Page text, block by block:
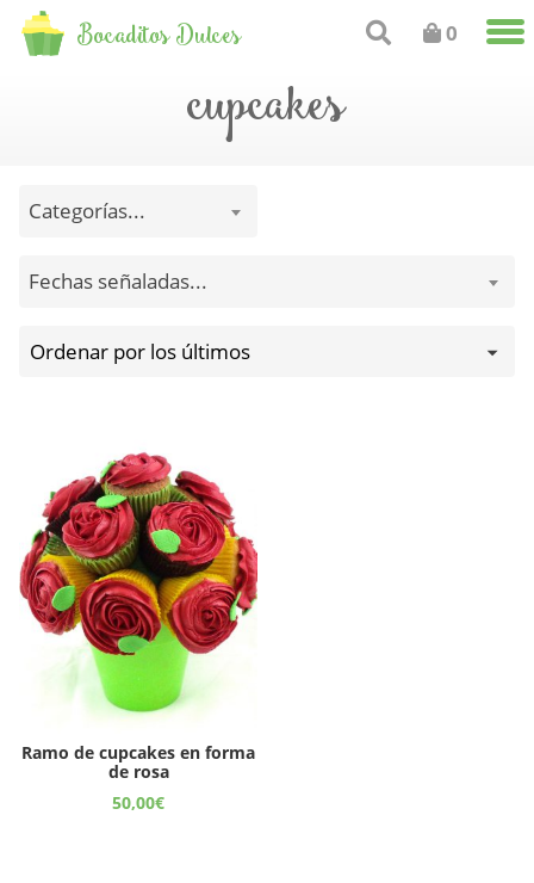
Bocaditos Dulces 0
cupcakes
Categorías...
Fechas señaladas...
Ramo de cupcakes en forma
de rosa
50,00€